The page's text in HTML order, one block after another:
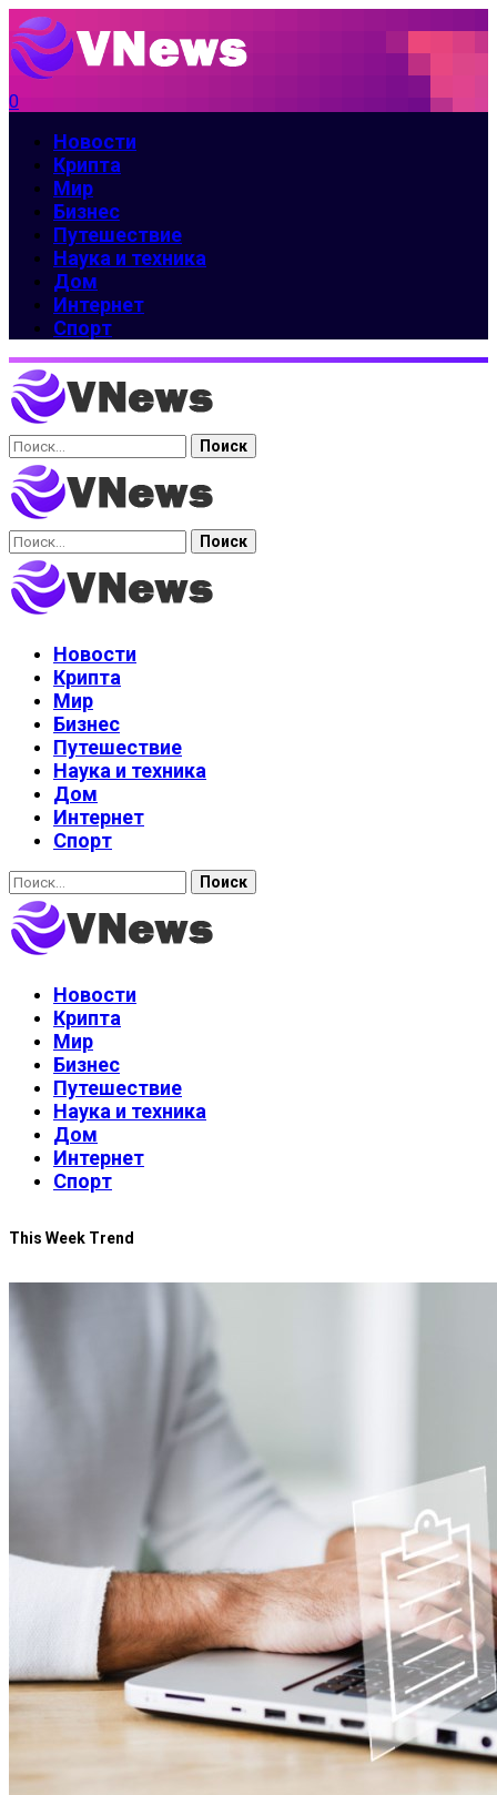
0
Новости
Крипта
Мир
Бизнес
Путешествие
Наука и техника
Дом
Интернет
Спорт
Найти:
Найти:
Новости
Крипта
Мир
Бизнес
Путешествие
Наука и техника
Дом
Интернет
Спорт
Найти:
Новости
Крипта
Мир
Бизнес
Путешествие
Наука и техника
Дом
Интернет
Спорт
This Week Trend